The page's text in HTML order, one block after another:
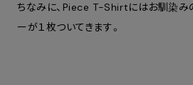
ちなみに、Piece T-Shirtにはお馴染み
ーが１枚ついてきます。